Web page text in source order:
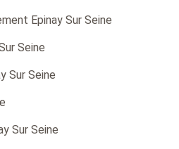
Epinay Sur Seine
Seine
Sur Seine
Sur Seine